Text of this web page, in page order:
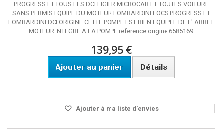
PROGRESS ET TOUS LES DCI LIGIER MICROCAR ET TOUTES VOITURE
SANS PERMIS EQUIPE DU MOTEUR LOMBARDINI FOCS PROGRESS ET
LOMBARDINI DCI ORIGINE CETTE POMPE EST BIEN EQUIPEE DE L' ARRET
MOTEUR INTEGRE A LA POMPE reference origine 6585169
139,95 €
Ajouter au panier Détails
Ajouter à ma liste d'envies